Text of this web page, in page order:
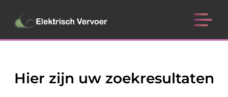
Hier zijn uw zoekresultaten